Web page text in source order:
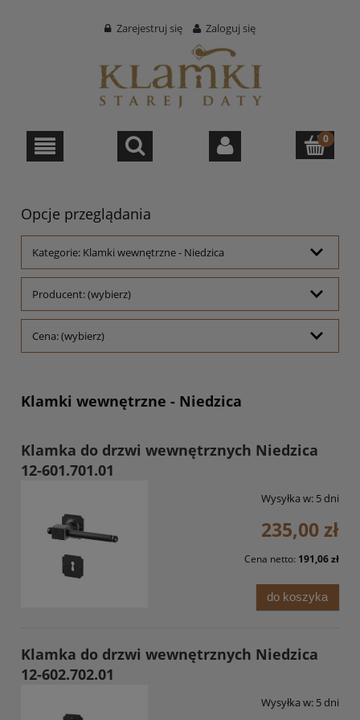
Zarejestruj się Zaloguj się
Opcje przeglądania
Kategorie: Klamki wewnętrzne - Niedzica
Producent: (wybierz)
Cena: (wybierz)
Klamki wewnętrzne - Niedzica
Klamka do drzwi wewnętrznych Niedzica
12-601.701.01
Wysyłka w: 5 dni
235,00 zł
Cena netto: 191,06 zł
do koszyka
Klamka do drzwi wewnętrznych Niedzica
12-602.702.01
Wysyłka w: 5 dni